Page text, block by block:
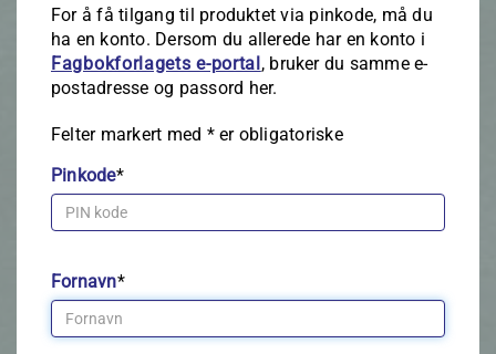
For å få tilgang til produktet via pinkode, må du
ha en konto. Dersom du allerede har en konto i
Fagbokforlagets e‑portal, bruker du samme e-
postadresse og passord her.
Felter markert med *er obligatoriske
Pinkode*
Fornavn*